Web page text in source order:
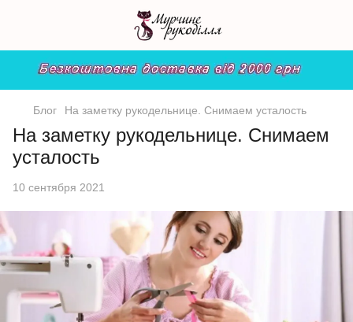
Блог На заметку рукодельнице. Снимаем усталость
На заметку рукодельнице. Снимаем
усталость
10 сентября 2021